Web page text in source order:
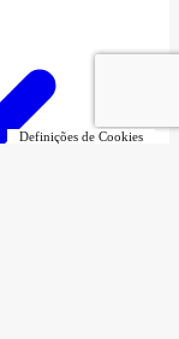
Definições de Cookies